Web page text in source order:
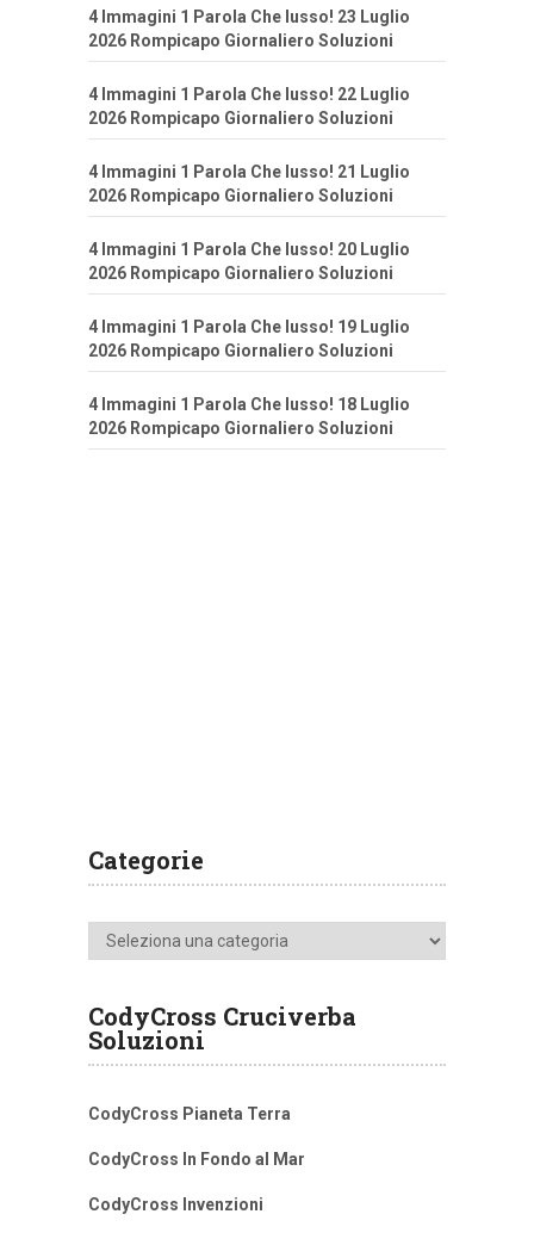
4 Immagini 1 Parola Che lusso! 23 Luglio
2026 Rompicapo Giornaliero Soluzioni
4 Immagini 1 Parola Che lusso! 22 Luglio
2026 Rompicapo Giornaliero Soluzioni
4 Immagini 1 Parola Che lusso! 21 Luglio
2026 Rompicapo Giornaliero Soluzioni
4 Immagini 1 Parola Che lusso! 20 Luglio
2026 Rompicapo Giornaliero Soluzioni
4 Immagini 1 Parola Che lusso! 19 Luglio
2026 Rompicapo Giornaliero Soluzioni
4 Immagini 1 Parola Che lusso! 18 Luglio
2026 Rompicapo Giornaliero Soluzioni
Categorie
Categorie
CodyCross Cruciverba
Soluzioni
CodyCross Pianeta Terra
CodyCross In Fondo al Mar
CodyCross Invenzioni